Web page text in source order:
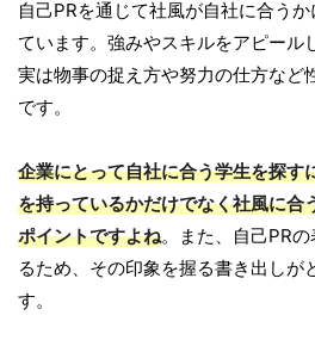
自己PRを通じて社風が自社に合う
ています。強みやスキルをアピール
実は物事の捉え方や努力の仕方など
です。
企業にとって自社に合う学生を探す
を持っているかだけでなく社風に合
ポイントですよね。また、自己PR
るため、その印象を握る書き出しが
す。